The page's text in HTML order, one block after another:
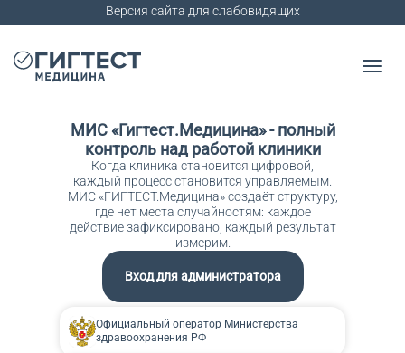
Версия сайта для слабовидящих
МИС «Гигтест.Медицина» - полный
контроль над работой клиники
Когда клиника становится цифровой,
каждый процесс становится управляемым.
МИС «ГИГТЕСТ.Медицина» создаёт структуру,
где нет места случайностям: каждое
действие зафиксировано, каждый результат
измерим.
Вход для администратора
Официальный оператор Министерства
здравоохранения РФ